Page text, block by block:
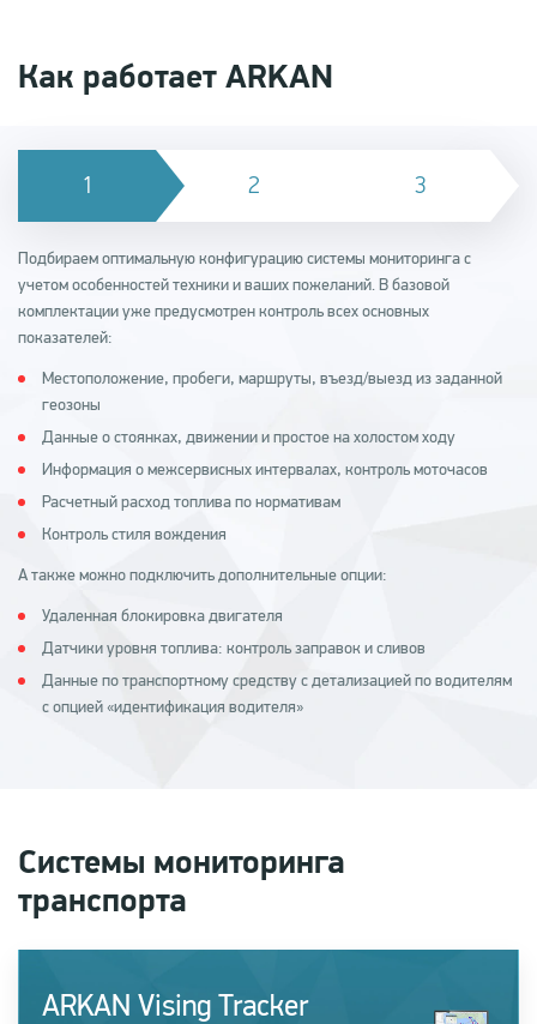
Как работает ARKAN
Подбираем оптимальную конфигурацию системы мониторинга с
учетом особенностей техники и ваших пожеланий. В базовой
комплектации уже предусмотрен контроль всех основных
показателей:
Местоположение, пробеги, маршруты, въезд/выезд из заданной
геозоны
Данные о стоянках, движении и простое на холостом ходу
Информация о межсервисных интервалах, контроль моточасов
Расчетный расход топлива по нормативам
Контроль стиля вождения
А также можно подключить дополнительные опции:
Удаленная блокировка двигателя
Датчики уровня топлива: контроль заправок и сливов
Данные по транспортному средству с детализацией по водителям
с опцией «идентификация водителя»
Системы мониторинга
транспорта
ARKAN Vising Tracker